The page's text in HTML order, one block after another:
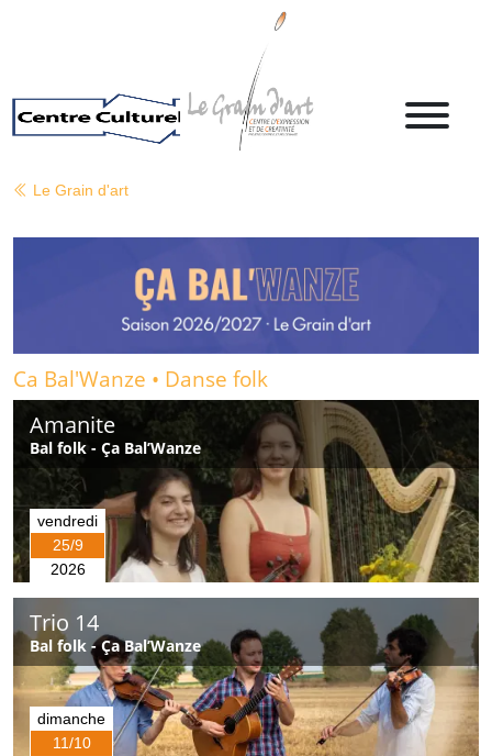
Le Grain d'art
Ca Bal'Wanze • Danse folk
Amanite
Bal folk - Ça Bal’Wanze
vendredi
25/9
2026
Trio 14
Bal folk - Ça Bal’Wanze
dimanche
11/10